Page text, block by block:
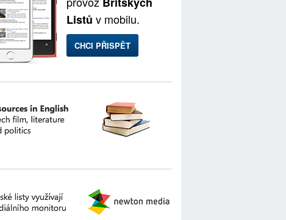
Listů v mobilu.
CHCI PŘISPĚT